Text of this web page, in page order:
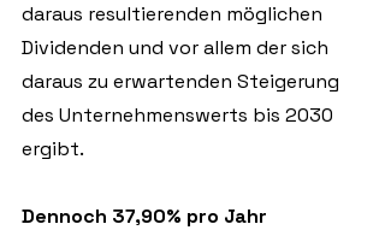
daraus resultierenden möglichen
Dividenden und vor allem der sich
daraus zu erwartenden Steigerung
des Unternehmenswerts bis 2030
ergibt.
Dennoch 37,90% pro Jahr